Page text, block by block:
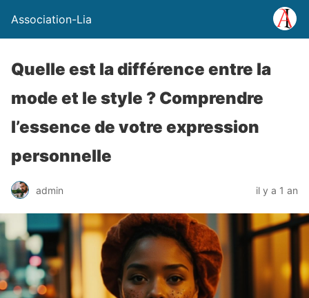
Association-Lia
Quelle est la différence entre la
mode et le style ? Comprendre
l’essence de votre expression
personnelle
admin il y a 1 an